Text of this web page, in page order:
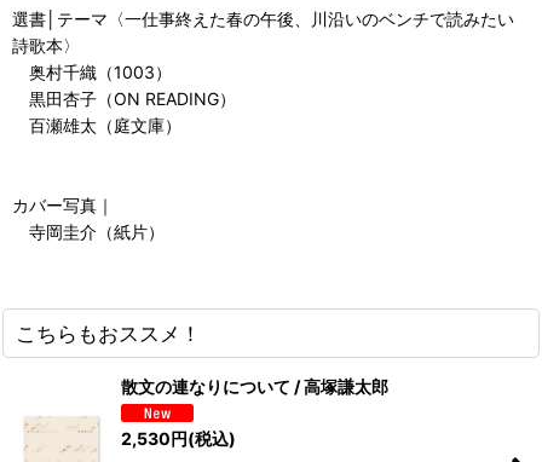
選書│テーマ〈一仕事終えた春の午後、川沿いのベンチで読みたい
詩歌本〉
奥村千織（1003）
黒田杏子（ON READING）
百瀬雄太（庭文庫）
カバー写真｜
寺岡圭介（紙片）
こちらもおススメ！
散文の連なりについて / 高塚謙太郎
2,530円(税込)